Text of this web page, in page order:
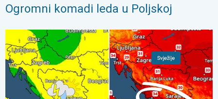
Ogromni komadi leda u Poljskoj
Svježije, ne i svuda. Lokalni pljuskovi. Ponovno toplije. . .